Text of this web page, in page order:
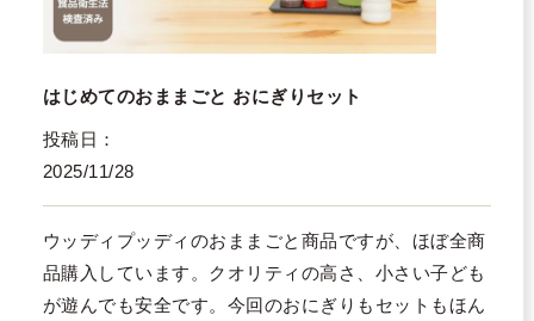
はじめてのおままごと おにぎりセット
投稿日
2025/11/28
ウッディプッディのおままごと商品ですが、ほぼ全商
品購入しています。クオリティの高さ、小さい子ども
が遊んでも安全です。今回のおにぎりもセットもほん